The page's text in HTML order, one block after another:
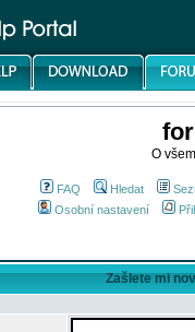
O
FAQ Hledat
Osobní nastavení
Zašlete mi